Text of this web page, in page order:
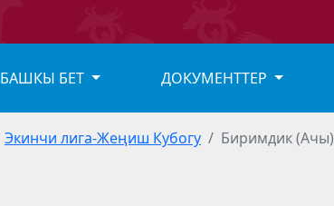
БАШКЫ БЕТ ДОКУМЕНТТЕР
Экинчи лига-Жеңиш Кубогу Биримдик (Ачы)